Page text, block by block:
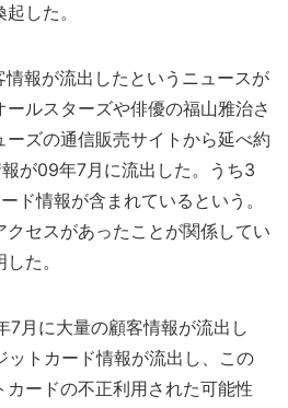
した。
報が流出したというニュースが
ルスターズや俳優の福山雅治さ
ズの通信販売サイトから延べ約
が09年7月に流出した。うち3
ド情報が含まれているという。
セスがあったことが関係してい
た。
月に大量の顧客情報が流出し
ットカード情報が流出し、この
ードの不正利用された可能性